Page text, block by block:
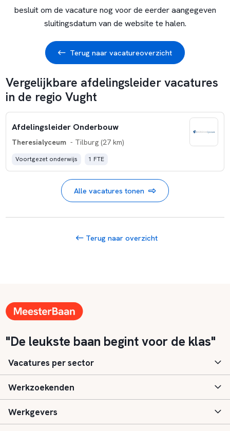
besluit om de vacature nog voor de eerder aangegeven
sluitingsdatum van de website te halen.
Terug naar vacatureoverzicht
Vergelijkbare afdelingsleider vacatures
in de regio Vught
Afdelingsleider Onderbouw
Theresialyceum - Tilburg (27 km)
Voortgezet onderwijs 1 FTE
Alle vacatures tonen
Terug naar overzicht
"De leukste baan begint voor de klas"
Vacatures per sector
Basisonderwijs
Speciaal (basis) onderwijs
Werkzoekenden
Aanmelden
Werkgevers